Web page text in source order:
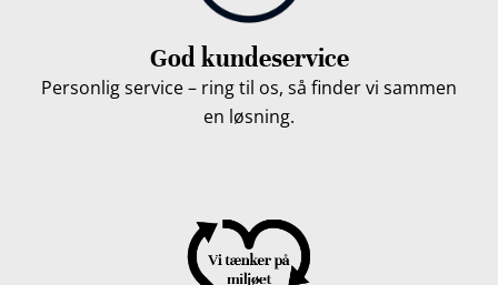
God kundeservice
Personlig service – ring til os, så finder vi sammen
en løsning.